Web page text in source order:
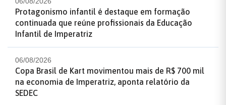
Protagonismo infantil é destaque em formação
continuada que reúne profissionais da Educação
Infantil de Imperatriz
06/08/2026
Copa Brasil de Kart movimentou mais de R$ 700 mil
na economia de Imperatriz, aponta relatório da
SEDEC